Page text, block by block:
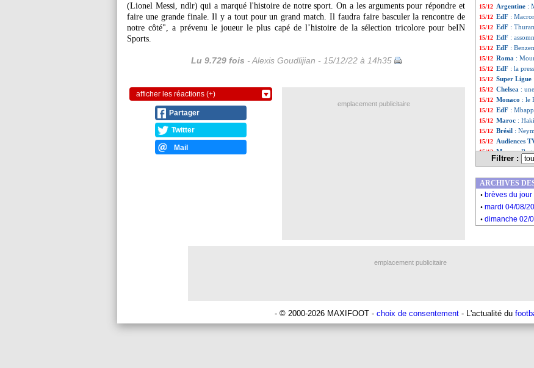
(Lionel Messi, ndlr) qui a marqué l'histoire de notre sport. On a les arguments pour répondre et
faire une grande finale. Il y a tout pour un grand match. Il faudra faire basculer la rencontre de
notre côté", a prévenu le joueur le plus capé de l’histoire de la sélection tricolore pour beIN
Sports.
Lu 9.729 fois - Alexis Goudlijian - 15/12/22 à 14h35
afficher les réactions (+)
Partager
Twitter
Mail
15/12 Argentine :
15/12 EdF :
15/12 EdF :
15/12 EdF :
15/12 EdF :
15/12 Roma :
15/12 EdF : la
15/12 Super Ligue
15/12 Chelsea :
15/12 Monaco : le
15/12 EdF :
15/12 Maroc :
15/12 Brésil :
15/12 Audiences
15/12 Maroc:
15/12 EdF:
15/12 PHOTOS:
15/12 EdF:
EdF :
15/12 EdF: le
Filtrer :
emplacement publicitaire
ARCHIVES
. brèves du jour
. mardi 04/08/
. dimanche 02/
emplacement publicitaire
- © 2000-2026 MAXIFOOT - choix de consentement - L'actualité du